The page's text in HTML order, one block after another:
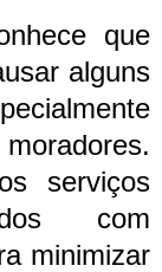
que
alguns
serviços
com
minimizar